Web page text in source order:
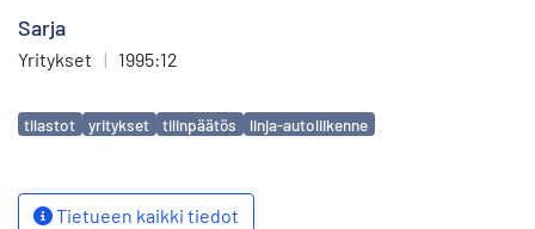
Sarja
Yritykset | 1995:12
Avainsanat
tilastot yritykset tilinpäätös linja-autoliikenne
Tietueen kaikki tiedot